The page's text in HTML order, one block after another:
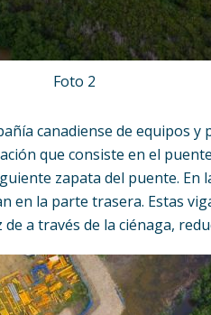
Foto 2
canadiense de equipos y
que consiste en el
zapata del puente.
en la parte trasera. Estas
a través de la ciénaga,